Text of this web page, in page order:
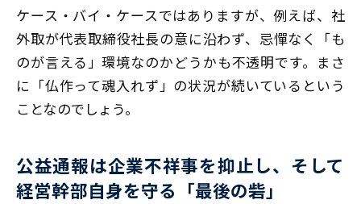
ケース・バイ・ケースではありますが、例えば、社
外取が代表取締役社長の意に沿わず、忌憚なく「も
のが言える」環境なのかどうかも不透明です。まさ
に「仏作って魂入れず」の状況が続いているという
ことなのでしょう。
公益通報は企業不祥事を抑止し、そして
経営幹部自身を守る「最後の砦」